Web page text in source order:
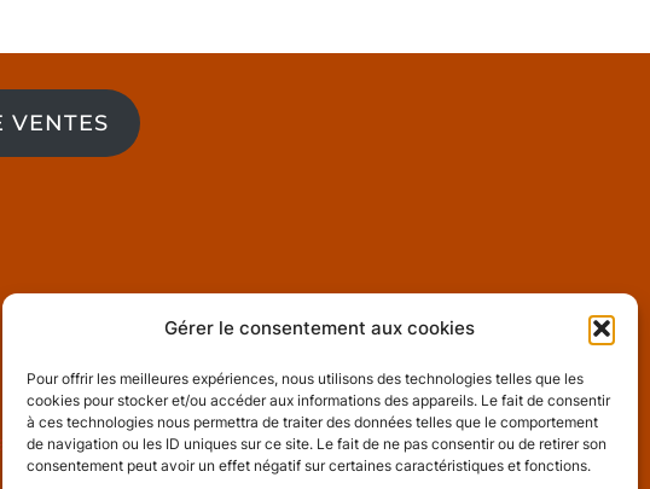
Gérer le consentement aux cookies
Pour offrir les meilleures expériences, nous utilisons des technologies telles que les
cookies pour stocker et/ou accéder aux informations des appareils. Le fait de consentir
à ces technologies nous permettra de traiter des données telles que le comportement
de navigation ou les ID uniques sur ce site. Le fait de ne pas consentir ou de retirer son
consentement peut avoir un effet négatif sur certaines caractéristiques et fonctions.
VENTES
de ventes